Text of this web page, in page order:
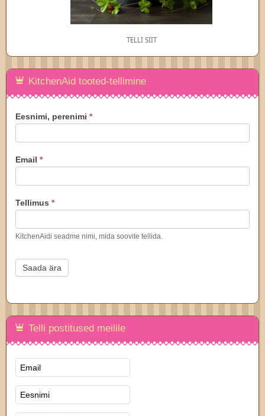
TELLI SIIT
KitchenAid tooted-tellimine
KitchenAid
tellimus
Eesnimi, perenimi *
Email *
Tellimus *
KitchenAidi seadme nimi, mida soovite tellida.
Saada ära
Telli postitused meilile